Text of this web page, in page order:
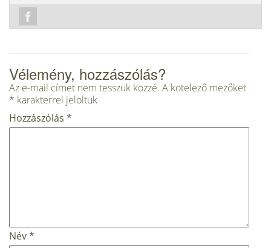
Vélemény, hozzászólás?
Az e-mail címet nem tesszük közzé. A kötelező mezőket
* karakterrel jelöltük
Hozzászólás *
Név*